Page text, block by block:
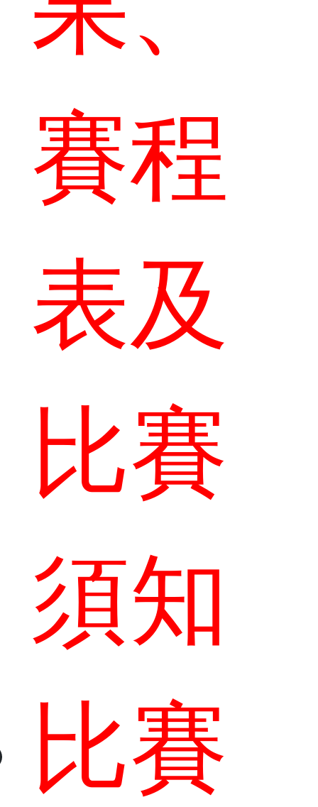
賽程
表及
比賽
須知
比賽